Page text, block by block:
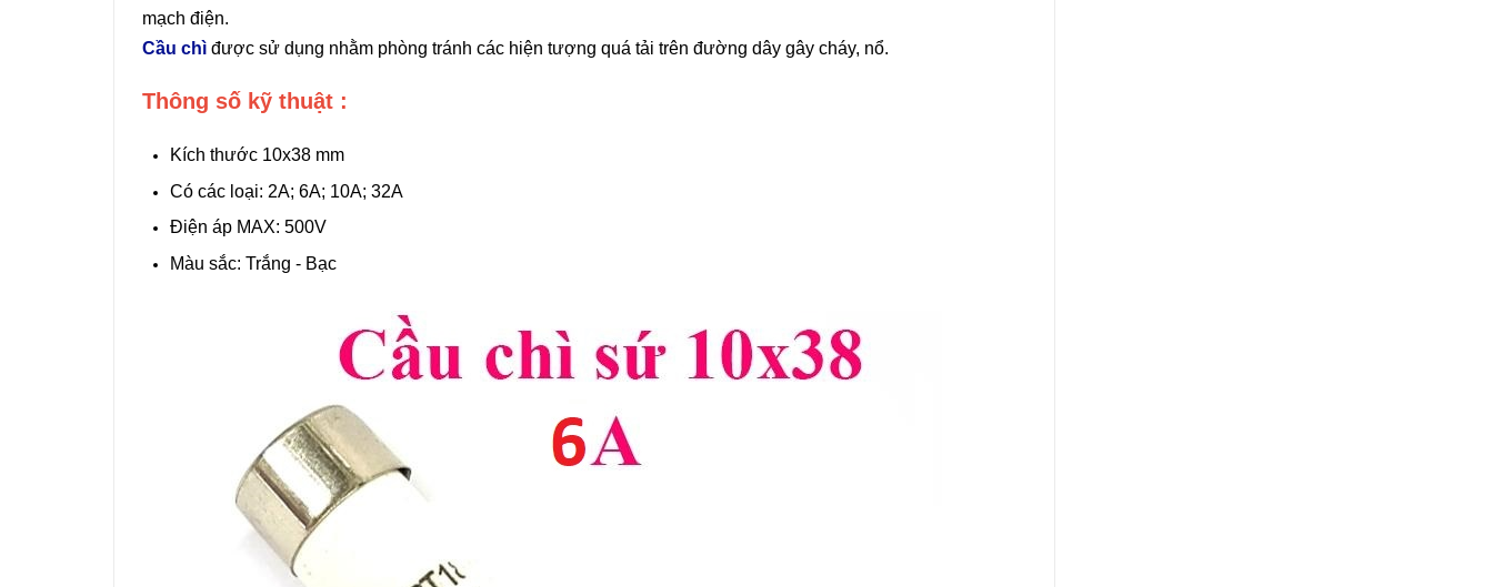
mạch điện.
Cầu chì được sử dụng nhằm phòng tránh các hiện tượng quá tải trên đường dây gây cháy, nổ.
Thông số kỹ thuật :
Kích thước 10x38 mm
Có các loại: 2A; 6A; 10A; 32A
Điện áp MAX: 500V
Màu sắc: Trắng - Bạc